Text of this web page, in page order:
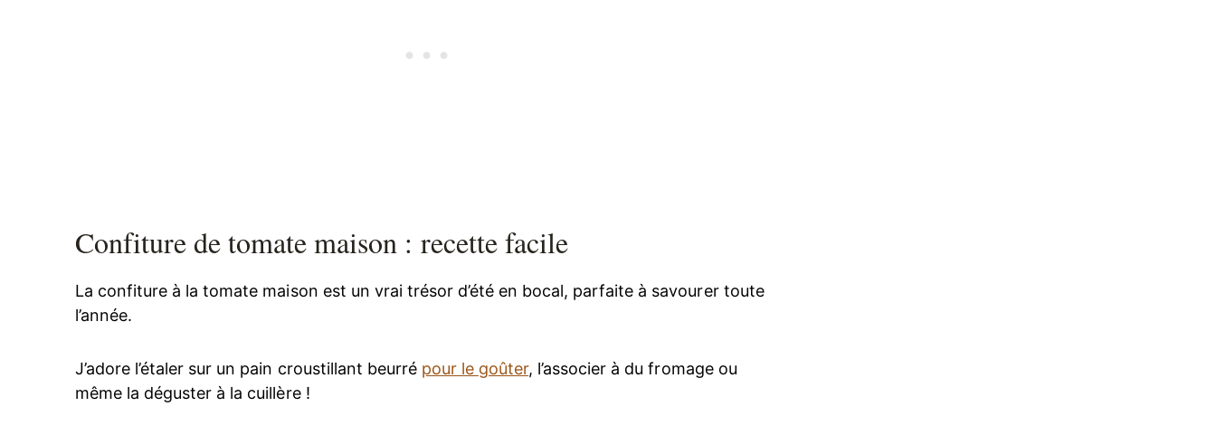
Confiture de tomate maison : recette facile
La confiture à la tomate maison est un vrai trésor d’été en bocal, parfaite à savourer toute
l’année.
J’adore l’étaler sur un pain croustillant beurré pour le goûter, l’associer à du fromage ou
même la déguster à la cuillère !